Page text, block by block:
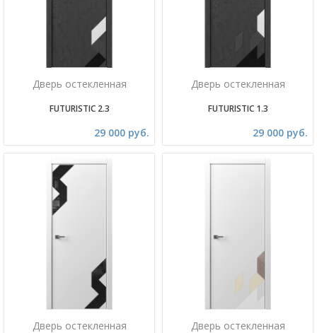
Дверь остекленная
FUTURISTIC 2.3
29 000 руб.
Дверь остекленная
FUTURISTIC 1.3
29 000 руб.
Дверь остекленная Дверь остекленная